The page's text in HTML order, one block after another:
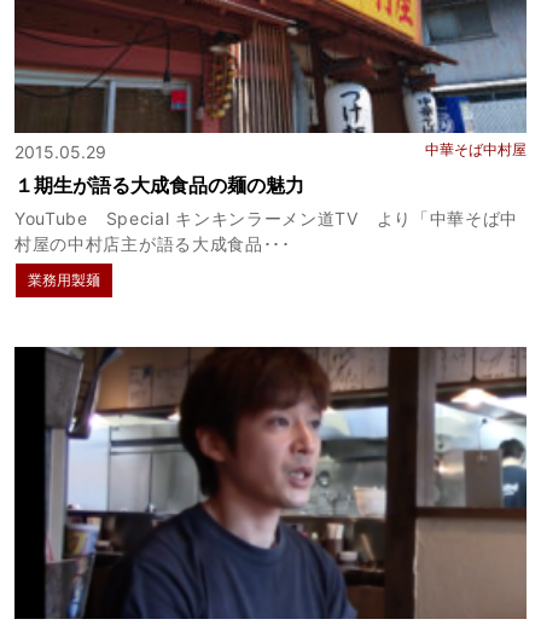
2015.05.29 中華そば中村屋
１期生が語る大成食品の麺の魅力
YouTube Special キンキンラーメン道TV より「中華そば中
村屋の中村店主が語る大成食品･･･
業務用製麺